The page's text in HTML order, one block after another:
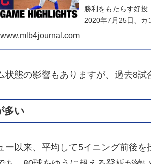
勝利をもたらす好
2020年7月25日、カ
www.mlb4journal.com
態の影響もありますが、過去8試
多い
以来、平均して5イニング前後を